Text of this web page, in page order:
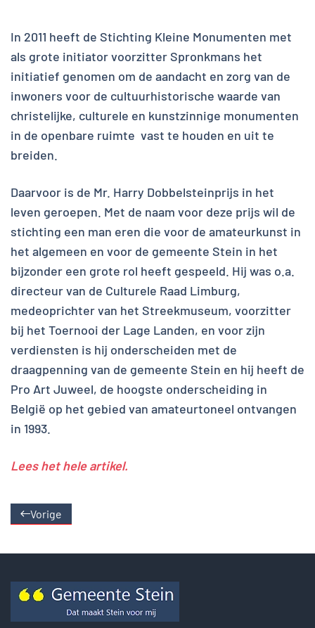
In 2011 heeft de Stichting Kleine Monumenten met
als grote initiator voorzitter Spronkmans het
initiatief genomen om de aandacht en zorg van de
inwoners voor de cultuurhistorische waarde van
christelijke, culturele en kunstzinnige monumenten
in de openbare ruimte vast te houden en uit te
breiden.
Daarvoor is de Mr. Harry Dobbelsteinprijs in het
leven geroepen. Met de naam voor deze prijs wil de
stichting een man eren die voor de amateurkunst in
het algemeen en voor de gemeente Stein in het
bijzonder een grote rol heeft gespeeld. Hij was o.a.
directeur van de Culturele Raad Limburg,
medeoprichter van het Streekmuseum, voorzitter
bij het Toernooi der Lage Landen, en voor zijn
verdiensten is hij onderscheiden met de
draagpenning van de gemeente Stein en hij heeft de
Pro Art Juweel, de hoogste onderscheiding in
België op het gebied van amateurtoneel ontvangen
in 1993.
Lees het hele artikel.
Vorige